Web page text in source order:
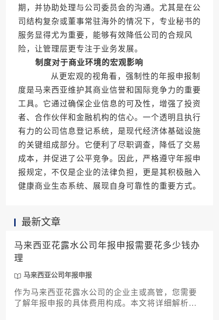
期，并协助处理与公司委员会的沟通。尤其是在公
司结构复杂或董事常驻海外的情况下，专业秘书的
服务显得尤为重要，能够有效降低公司的合规风
险，让管理层更专注于业务发展。
制度对于商业环境的宏观影响
从更宏观的视角看，强制性的年报申报制
度是马来西亚维护其商业信誉和国际竞争力的重要
工具。它通过确保企业信息的可及性，增强了投资
者、合作伙伴和金融机构的信心。一个透明且执行
有力的公司信息登记系统，是现代经济体基础设施
的关键组成部分。它便利了尽职调查，降低了交易
成本，并促进了公平竞争。因此，严格遵守年报申
报规定，不仅是企业的法律负担，更是其积极融入
健康商业生态系统、展现自身可靠性的重要方式。
最新文章
马来西亚花露水公司年报申报需要花多少钱办
理
马来西亚公司年报申报
作为马来西亚花露水公司的企业主或高管，您需要
了解年报申报的具体费用构成。本文将详细解析从